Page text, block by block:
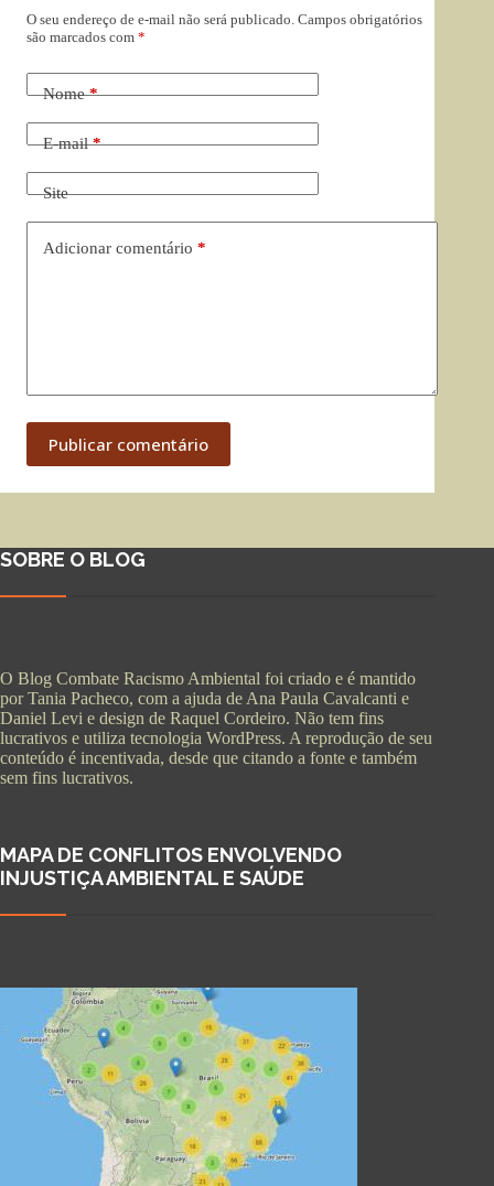
O seu endereço de e-mail não será publicado. Campos obrigatórios
são marcados com *
Nome*
E-mail*
Site
Adicionar comentário *
Publicar comentário
SOBRE O BLOG
O Blog Combate Racismo Ambiental foi criado e é mantido
por Tania Pacheco, com a ajuda de Ana Paula Cavalcanti e
Daniel Levi e design de Raquel Cordeiro. Não tem fins
lucrativos e utiliza tecnologia WordPress. A reprodução de seu
conteúdo é incentivada, desde que citando a fonte e também
sem fins lucrativos.
MAPA DE CONFLITOS ENVOLVENDO
INJUSTIÇA AMBIENTAL E SAÚDE